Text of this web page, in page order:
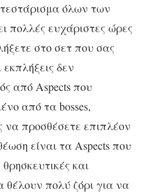
όλων των
πολλές ευχάριστες ώρες
στο σετ που σας
δεν
από Aspects που
από τα bosses,
προσθέσετε επιπλέον
είναι τα Aspects που
και
θέλουν πολύ ζόρι για να